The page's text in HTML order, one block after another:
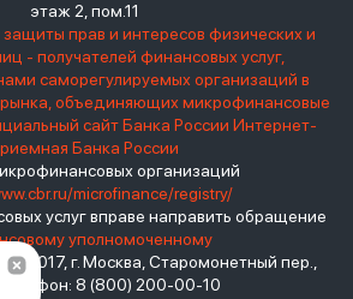
этаж 2, пом.11
прав и интересов физических и
- получателей финансовых услуг,
саморегулируемых организаций в
объединяющих микрофинансовые
сайт Банка России Интернет-
Банка России
организаций
microfinance/registry/
услуг вправе направить обращение
уполномоченному
119017, г. Москва, Старомонетный пер.,
8 (800) 200-00-10